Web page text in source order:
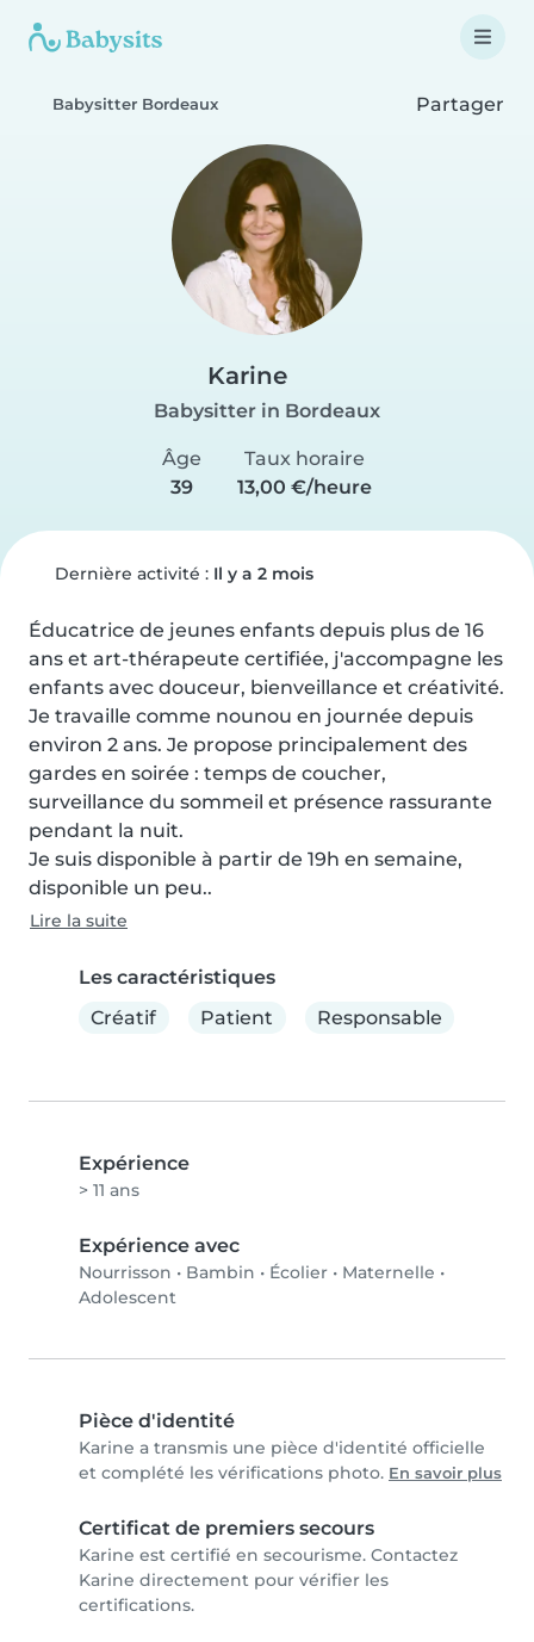
Babysitter Bordeaux Partager
Karine
Babysitter in Bordeaux
Âge
39
Taux horaire
13,00 €/heure
Dernière activité : Il y a 2 mois
Éducatrice de jeunes enfants depuis plus de 16
ans et art-thérapeute certifiée, j'accompagne les
enfants avec douceur, bienveillance et créativité.
Je travaille comme nounou en journée depuis
environ 2 ans. Je propose principalement des
gardes en soirée : temps de coucher,
surveillance du sommeil et présence rassurante
pendant la nuit.
Je suis disponible à partir de 19h en semaine,
disponible un peu..
Lire la suite
Les caractéristiques
Créatif
Patient Responsable
Expérience
> 11 ans
Expérience avec
Nourrisson • Bambin • Écolier • Maternelle •
Adolescent
Pièce d'identité
Karine a transmis une pièce d'identité officielle
et complété les vérifications photo. En savoir plus
Certificat de premiers secours
Karine est certifié en secourisme. Contactez
Karine directement pour vérifier les
certifications.